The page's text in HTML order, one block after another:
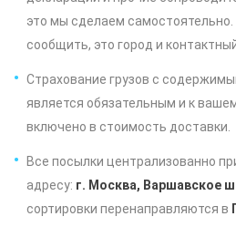
это мы сделаем
сообщить, это город и
Страхование грузов с
является обязательным и к
включено в стоимость доставки.
Все посылки централизованно
адресу: г. Москва, Варшавское
сортировки перенаправляются в